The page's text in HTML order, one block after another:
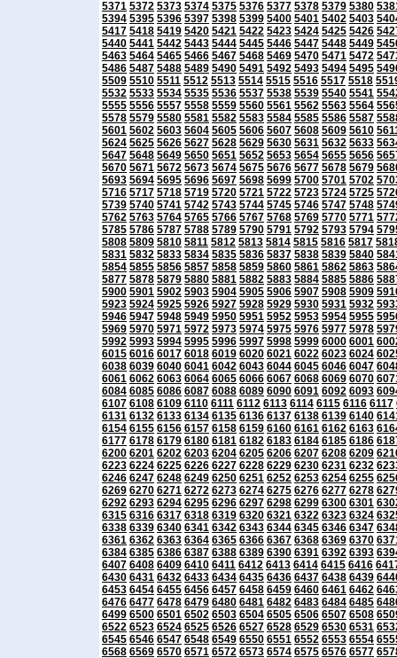
5371 5372 5373 5374 5375 5376 5377 5378 5379 5380
5394 5395 5396 5397 5398 5399 5400 5401 5402 5403
5417 5418 5419 5420 5421 5422 5423 5424 5425 5426
5440 5441 5442 5443 5444 5445 5446 5447 5448 5449
5463 5464 5465 5466 5467 5468 5469 5470 5471 5472
5486 5487 5488 5489 5490 5491 5492 5493 5494 5495
5509 5510 5511 5512 5513 5514 5515 5516 5517 5518
5532 5533 5534 5535 5536 5537 5538 5539 5540 5541
5555 5556 5557 5558 5559 5560 5561 5562 5563 5564
5578 5579 5580 5581 5582 5583 5584 5585 5586 5587
5601 5602 5603 5604 5605 5606 5607 5608 5609 5610
5624 5625 5626 5627 5628 5629 5630 5631 5632 5633
5647 5648 5649 5650 5651 5652 5653 5654 5655 5656
5670 5671 5672 5673 5674 5675 5676 5677 5678 5679
5693 5694 5695 5696 5697 5698 5699 5700 5701 5702
5716 5717 5718 5719 5720 5721 5722 5723 5724 5725
5739 5740 5741 5742 5743 5744 5745 5746 5747 5748
5762 5763 5764 5765 5766 5767 5768 5769 5770 5771
5785 5786 5787 5788 5789 5790 5791 5792 5793 5794
5808 5809 5810 5811 5812 5813 5814 5815 5816 5817
5831 5832 5833 5834 5835 5836 5837 5838 5839 5840
5854 5855 5856 5857 5858 5859 5860 5861 5862 5863
5877 5878 5879 5880 5881 5882 5883 5884 5885 5886
5900 5901 5902 5903 5904 5905 5906 5907 5908 5909
5923 5924 5925 5926 5927 5928 5929 5930 5931 5932
5946 5947 5948 5949 5950 5951 5952 5953 5954 5955
5969 5970 5971 5972 5973 5974 5975 5976 5977 5978
5992 5993 5994 5995 5996 5997 5998 5999 6000 6001
6015 6016 6017 6018 6019 6020 6021 6022 6023 6024
6038 6039 6040 6041 6042 6043 6044 6045 6046 6047
6061 6062 6063 6064 6065 6066 6067 6068 6069 6070
6084 6085 6086 6087 6088 6089 6090 6091 6092 6093
6107 6108 6109 6110 6111 6112 6113 6114 6115 6116 6117
6131 6132 6133 6134 6135 6136 6137 6138 6139 6140
6154 6155 6156 6157 6158 6159 6160 6161 6162 6163
6177 6178 6179 6180 6181 6182 6183 6184 6185 6186
6200 6201 6202 6203 6204 6205 6206 6207 6208 6209
6223 6224 6225 6226 6227 6228 6229 6230 6231 6232
6246 6247 6248 6249 6250 6251 6252 6253 6254 6255
6269 6270 6271 6272 6273 6274 6275 6276 6277 6278
6292 6293 6294 6295 6296 6297 6298 6299 6300 6301
6315 6316 6317 6318 6319 6320 6321 6322 6323 6324
6338 6339 6340 6341 6342 6343 6344 6345 6346 6347
6361 6362 6363 6364 6365 6366 6367 6368 6369 6370
6384 6385 6386 6387 6388 6389 6390 6391 6392 6393
6407 6408 6409 6410 6411 6412 6413 6414 6415 6416
6430 6431 6432 6433 6434 6435 6436 6437 6438 6439
6453 6454 6455 6456 6457 6458 6459 6460 6461 6462
6476 6477 6478 6479 6480 6481 6482 6483 6484 6485
6499 6500 6501 6502 6503 6504 6505 6506 6507 6508
6522 6523 6524 6525 6526 6527 6528 6529 6530 6531
6545 6546 6547 6548 6549 6550 6551 6552 6553 6554
6568 6569 6570 6571 6572 6573 6574 6575 6576 6577